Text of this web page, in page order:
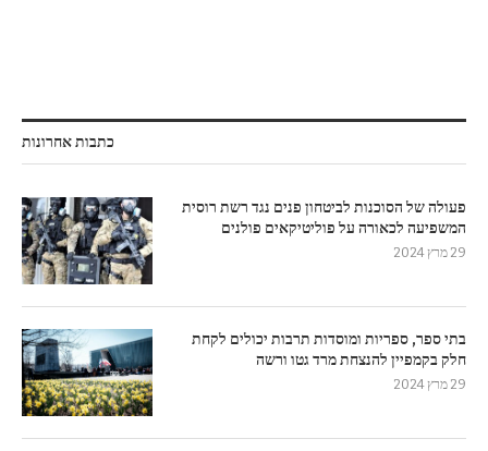
כתבות אחרונות
פעולה של הסוכנות לביטחון פנים נגד רשת רוסית
המשפיעה לכאורה על פוליטיקאים פולנים
29 מרץ 2024
בתי ספר, ספריות ומוסדות תרבות יכולים לקחת
חלק בקמפיין להנצחת מרד גטו ורשה
29 מרץ 2024